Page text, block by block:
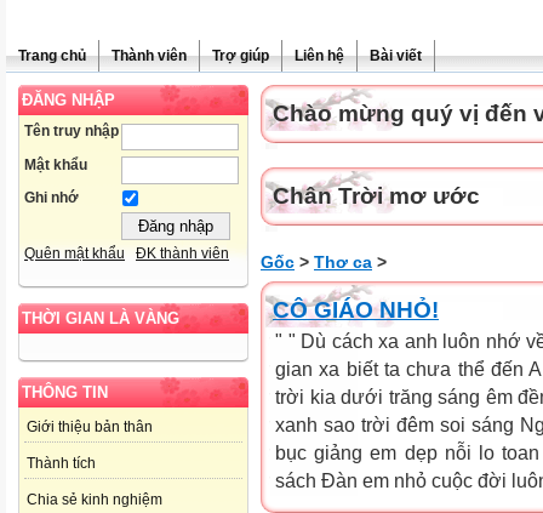
Trang chủ Thành viên Trợ giúp Liên hệ Bài viết
ĐĂNG NHẬP
Tên truy nhập
Mật khẩu
Ghi nhớ
Quên mật khẩu ĐK thành viên
THỜI GIAN LÀ VÀNG
THÔNG TIN
Giới thiệu bản thân
Thành tích
Chia sẻ kinh nghiệm
Chào mừng quý vị đến
Chân Trời mơ ước
Gốc > Thơ ca >
CÔ GIÁO NHỎ!
" " Dù cách xa anh luôn nhớ
gian xa biết ta chưa thể đến
trời kia dưới trăng sáng êm
xanh sao trời đêm soi sáng
bục giảng em dẹp nỗi lo
sách Đàn em nhỏ cuộc đời